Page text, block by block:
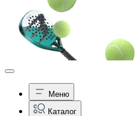
Меню
Каталог